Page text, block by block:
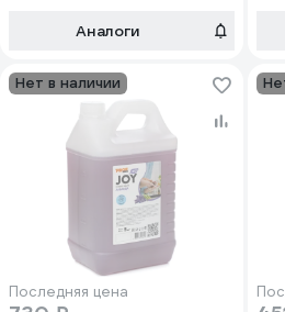
Аналоги
Нет в наличии
Последняя цена